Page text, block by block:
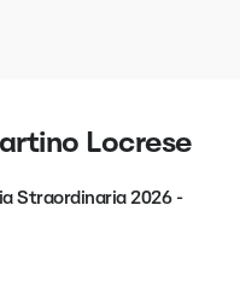
Locrese
Straordinaria 2026 -